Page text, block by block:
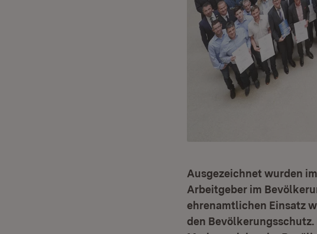
Ausgezeichnet wurden
Arbeitgeber im
ehrenamtlichen Einsatz
den Bevölkerungsschutz.